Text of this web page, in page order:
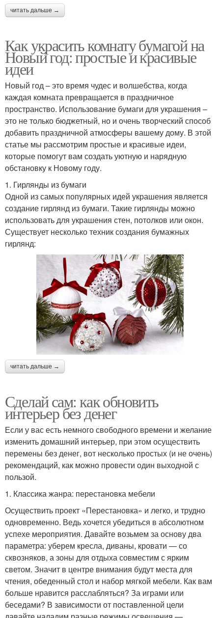
читать дальше →
Как украсить комнату бумагой на
Новый год: простые и красивые
идеи
Новый год – это время чудес и волшебства, когда
каждая комната превращается в праздничное
пространство. Использование бумаги для украшения –
это не только бюджетный, но и очень творческий способ
добавить праздничной атмосферы вашему дому. В этой
статье мы рассмотрим простые и красивые идеи,
которые помогут вам создать уютную и нарядную
обстановку к Новому году.
1. Гирлянды из бумаги
Одной из самых популярных идей украшения является
создание гирлянд из бумаги. Такие гирлянды можно
использовать для украшения стен, потолков или окон.
Существует несколько техник создания бумажных
гирлянд:
читать дальше →
Сделай сам: как обновить
интерьер без денег
Если у вас есть немного свободного времени и желание
изменить домашний интерьер, при этом осуществить
перемены без денег, вот несколько простых (и не очень)
рекомендаций, как можно провести один выходной с
пользой.
1. Классика жанра: перестановка мебели
Осуществить проект «Перестановка» и легко, и трудно
одновременно. Ведь хочется убедиться в абсолютном
успехе мероприятия. Давайте возьмем за основу два
параметра: уберем кресла, диваны, кровати — со
сквозняков, а зоны для отдыха совместим с ярким
светом. Значит в центре внимания будут места для
чтения, обеденный стол и набор мягкой мебели. Как вам
больше нравится расслабляться? За играми или
беседами? В зависимости от поставленной цели